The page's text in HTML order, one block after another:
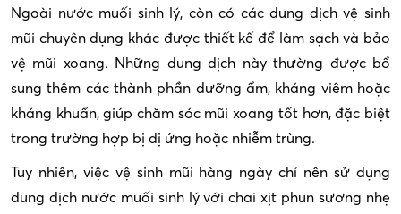
Ngoài nước muối sinh lý, còn có các dung dịch vệ sinh
mũi chuyên dụng khác được thiết kế để làm sạch và bảo
vệ mũi xoang. Những dung dịch này thường được bổ
sung thêm các thành phần dưỡng ẩm, kháng viêm hoặc
kháng khuẩn, giúp chăm sóc mũi xoang tốt hơn, đặc biệt
trong trường hợp bị dị ứng hoặc nhiễm trùng.
Tuy nhiên, việc vệ sinh mũi hàng ngày chỉ nên sử dụng
dung dịch nước muối sinh lý với chai xịt phun sương nhẹ